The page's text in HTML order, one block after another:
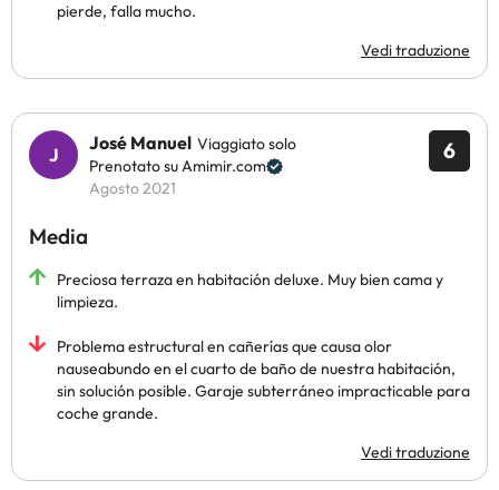
pierde, falla mucho.
Vedi traduzione
6
José Manuel Viaggiato solo
Prenotato su Amimir.com
Agosto 2021
Media
Preciosa terraza en habitación deluxe. Muy bien cama y
limpieza.
Problema estructural en cañerías que causa olor
nauseabundo en el cuarto de baño de nuestra habitación,
sin solución posible. Garaje subterráneo impracticable para
coche grande.
Vedi traduzione